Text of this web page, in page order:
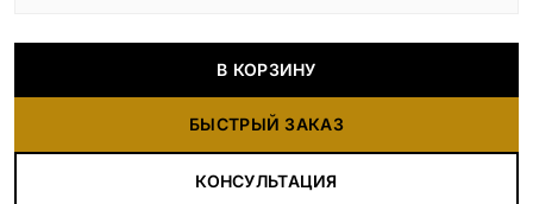
В КОРЗИНУ
БЫСТРЫЙ ЗАКАЗ
КОНСУЛЬТАЦИЯ